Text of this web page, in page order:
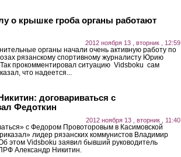
о крышке гроба органы работают
2012 ноября 13 , вторник , 12:59
органы начали очень активную работу по
рязанскому спортивному журналисту Юрию
прокомментировал ситуацию Vidsboku сам
что надеется...
договариваться с
Федоткин
2012 ноября 13 , вторник , 11:40
с Федором Провоторовым в Касимовской
лидер рязанских коммунистов Владимир
этом Vidsboku заявил бывший руководитель
Александр Никитин.